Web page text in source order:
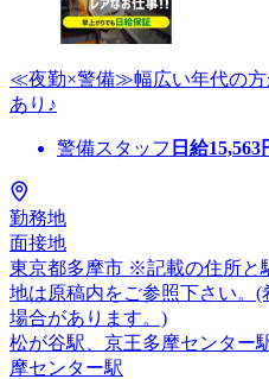
≪夜勤×警備≫幅広い年代の方
あり♪
警備スタッフ 日給15,563
勤務地
面接地
東京都多摩市 ※記載の住所と
地は原稿内をご参照下さい。
場合があります。)
松が谷駅、京王多摩センター
摩センター駅